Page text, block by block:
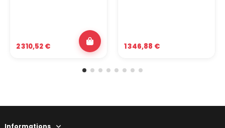
2 310,52 € 1 346,88 €
Informations